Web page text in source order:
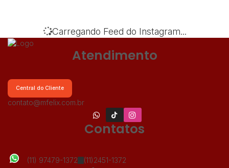
Carregando Feed do Instagram...
Atendimento
Central do Cliente
contato@mfelix.com.br
Contatos
(11) 97479-1372 (11)2451-1372